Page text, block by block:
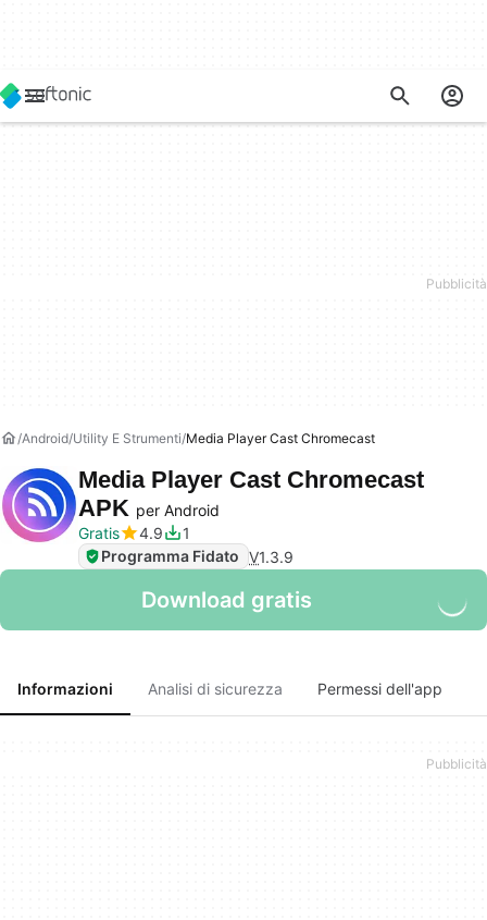
Android Utility E Strumenti Media Player Cast Chromecast
Media Player Cast Chromecast
APK per Android
Gratis
4.9
1
Programma Fidato V1.3.9
Download gratis
Informazioni Analisi di sicurezza Permessi dell'app